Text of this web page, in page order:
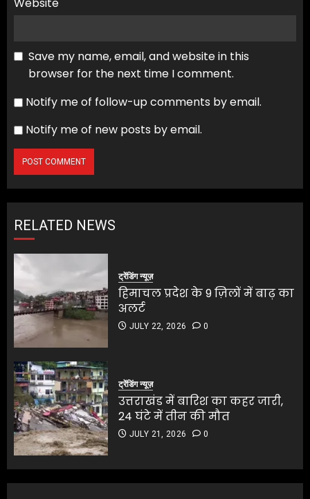
Save my name, email, and website in this
browser for the next time I comment.
Notify me of follow-up comments by email.
Notify me of new posts by email.
RELATED NEWS
ट्रेंडिंग न्यूज़
हिमाचल प्रदेश के 9 ज़िलों में बाढ़ का
अलर्ट
JULY 22, 2026 0
ट्रेंडिंग न्यूज़
उत्तराखंड में बारिश का कहर जारी,
24 घंटे में तीन की मौत
JULY 21, 2026 0